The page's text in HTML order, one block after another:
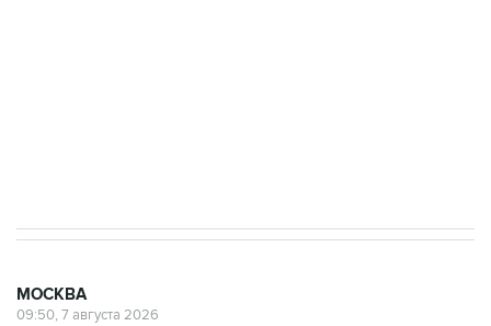
Более 20 сотрудников